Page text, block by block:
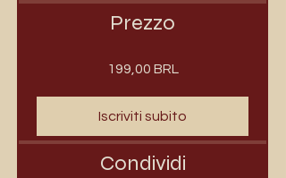
Prezzo
199,00 BRL
Iscriviti subito
Condividi